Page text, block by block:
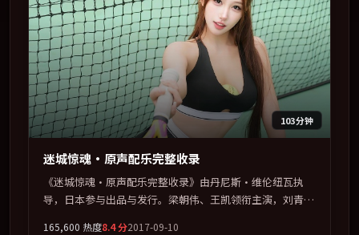
103分钟
迷城惊魂·原声配乐完整收录
《迷城惊魂·原声配乐完整收录》由丹尼斯·维伦纽瓦执
导，日本参与出品与发行。梁朝伟、王凯领衔主演，刘青
165,600 热度8.4分2017-09-10